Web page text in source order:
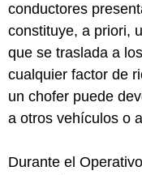
conductores
constituye, a priori,
que se traslada a
cualquier factor de
un chofer puede
a otros vehículos o
Durante el